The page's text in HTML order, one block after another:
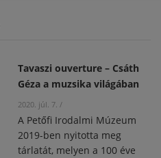
Tavaszi ouverture – Csáth
Géza a muzsika világában
2020. júl. 7. /
A Petőfi Irodalmi Múzeum
2019-ben nyitotta meg
tárlatát, melyen a 100 éve